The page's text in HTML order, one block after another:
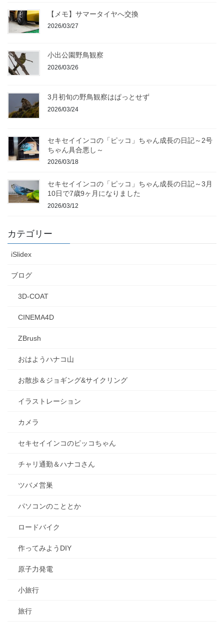
【メモ】サマータイヤへ交換
2026/03/27
小出公園野鳥観察
2026/03/26
3月初旬の野鳥観察はぱっとせず
2026/03/24
セキセイインコの「ピッコ」ちゃん成長の日記～2号
ちゃん具合悪し～
2026/03/18
セキセイインコの「ピッコ」ちゃん成長の日記～3月
10日で7歳9ヶ月になりました
2026/03/12
カテゴリー
iSlidex
ブログ
3D-COAT
CINEMA4D
ZBrush
おはようハナコ山
お散歩＆ジョギング&サイクリング
イラストレーション
カメラ
セキセイインコのピッコちゃん
チャリ通勤＆ハナコさん
ツバメ営巣
パソコンのこととか
ロードバイク
作ってみようDIY
原子力発電
小旅行
旅行